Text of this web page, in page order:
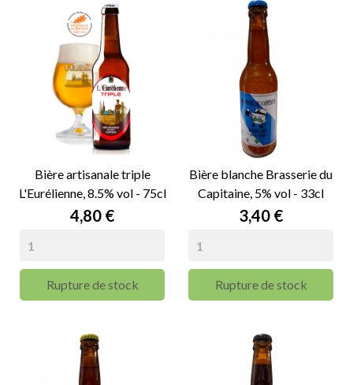
Bière artisanale triple
L'Eurélienne, 8.5% vol - 75cl
Prix
4,80 €
Rupture de stock
Bière blanche Brasserie du
Capitaine, 5% vol - 33cl
Prix
3,40 €
Rupture de stock